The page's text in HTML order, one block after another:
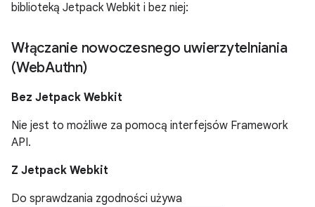
biblioteką Jetpack Webkit i bez niej:
Włączanie nowoczesnego uwierzytelniania
(WebAuthn)
Bez Jetpack Webkit
Nie jest to możliwe za pomocą interfejsów Framework
API.
Z Jetpack Webkit
Do sprawdzania zgodności używa